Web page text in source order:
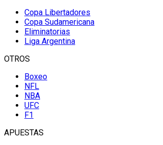
Copa Libertadores
Copa Sudamericana
Eliminatorias
Liga Argentina
OTROS
Boxeo
NFL
NBA
UFC
F1
APUESTAS